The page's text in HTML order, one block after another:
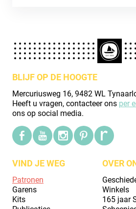
BLIJF OP DE HOOGTE
Mercuriusweg 16, 9482 WL
Heeft u vragen, contacteer ons per
ons op social media.
VIND JE WEG
Patronen
Garens
Kits
OVER
Winkels
165 jaar